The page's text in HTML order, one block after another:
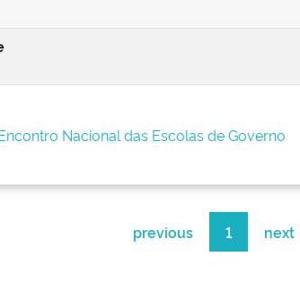
Nacional das Escolas de Governo
previous 1 next